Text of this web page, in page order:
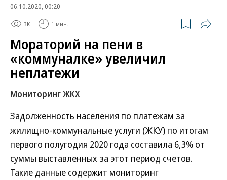
06.10.2020, 00:20
3K 1 мин.
Мораторий на пени в
«коммуналке» увеличил
неплатежи
Мониторинг ЖКХ
Задолженность населения по платежам за
жилищно-коммунальные услуги (ЖКУ) по итогам
первого полугодия 2020 года составила 6,3% от
суммы выставленных за этот период счетов.
Такие данные содержит мониторинг